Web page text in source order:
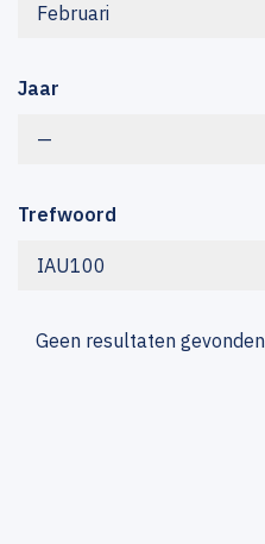
Februari
Jaar
—
Trefwoord
IAU100
Geen resultaten